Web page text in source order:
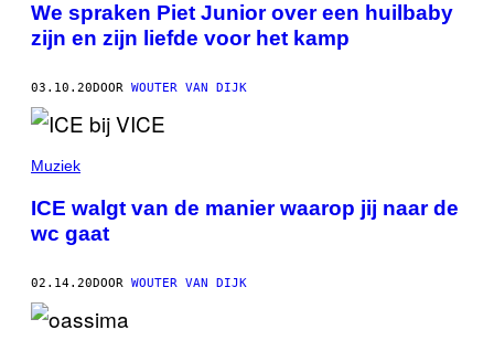
We spraken Piet Junior over een huilbaby
zijn en zijn liefde voor het kamp
03.10.20DOOR WOUTER VAN DIJK
Muziek
ICE walgt van de manier waarop jij naar de
wc gaat
02.14.20DOOR WOUTER VAN DIJK